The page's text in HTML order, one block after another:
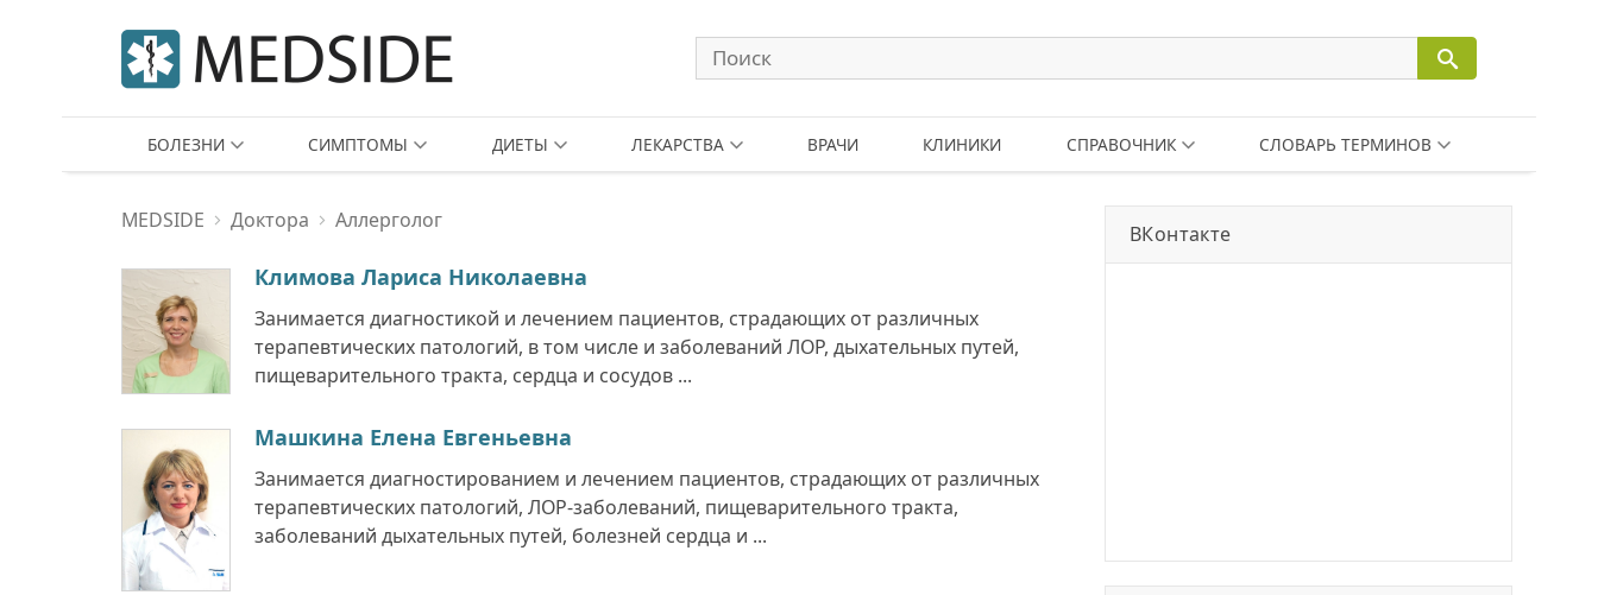
БОЛЕЗНИ СИМПТОМЫ ДИЕТЫ ЛЕКАРСТВА ВРАЧИ КЛИНИКИ СПРАВОЧНИК СЛОВАРЬ ТЕРМИНОВ
MEDSIDE Доктора Аллерголог
Климова Лариса Николаевна
Занимается диагностикой и лечением пациентов, страдающих от различных
терапевтических патологий, в том числе и заболеваний ЛОР, дыхательных путей,
пищеварительного тракта, сердца и сосудов ...
Машкина Елена Евгеньевна
Занимается диагностированием и лечением пациентов, страдающих от различных
терапевтических патологий, ЛОР-заболеваний, пищеварительного тракта,
заболеваний дыхательных путей, болезней сердца и ...
ВКонтакте